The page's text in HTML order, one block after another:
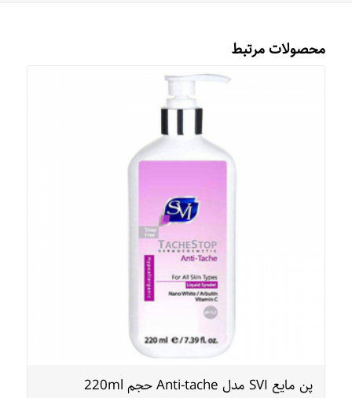
محصولات مرتبط
پن مایع SVI مدل Anti-tache حجم 220ml